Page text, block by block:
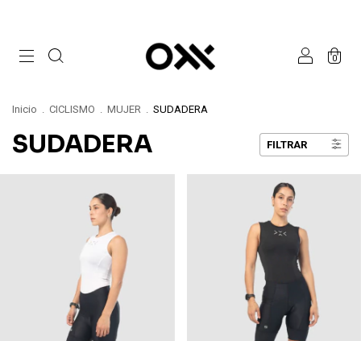
0
Inicio . CICLISMO . MUJER . SUDADERA
SUDADERA FILTRAR